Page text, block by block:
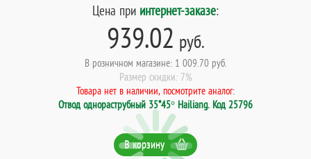
Цена при интернет-заказе:
939.02 руб.
В розничном магазине: 1 009.70 руб.
Размер скидки: 7%
Товара нет в наличии, посмотрите аналог:
Отвод однораструбный 35*45° Hailiang. Код 25796
В корзину